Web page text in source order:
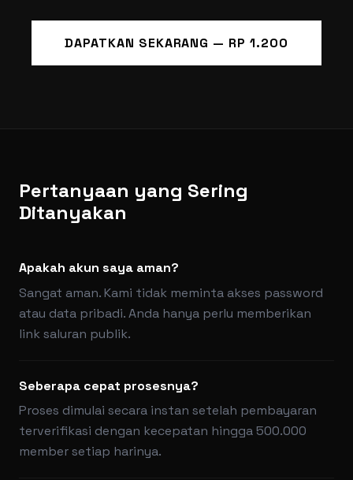
DAPATKAN SEKARANG — RP 1.200
Pertanyaan yang Sering
Ditanyakan
Apakah akun saya aman?
Sangat aman. Kami tidak meminta akses password
atau data pribadi. Anda hanya perlu memberikan
link saluran publik.
Seberapa cepat prosesnya?
Proses dimulai secara instan setelah pembayaran
terverifikasi dengan kecepatan hingga 500.000
member setiap harinya.